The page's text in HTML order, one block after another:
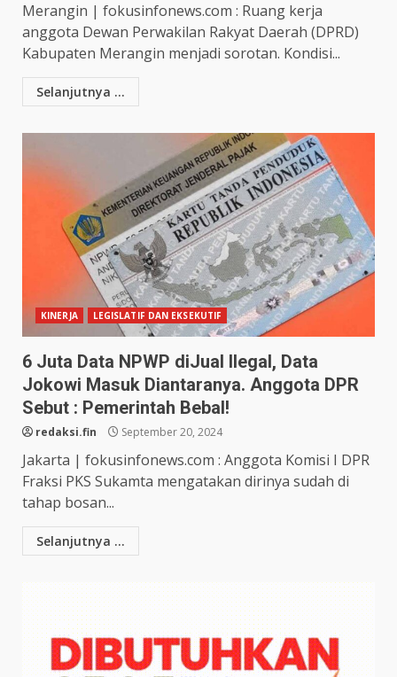
Merangin | fokusinfonews.com : Ruang kerja
anggota Dewan Perwakilan Rakyat Daerah (DPRD)
Kabupaten Merangin menjadi sorotan. Kondisi...
Selanjutnya ...
KINERJA LEGISLATIF DAN EKSEKUTIF
6 Juta Data NPWP diJual Ilegal, Data
Jokowi Masuk Diantaranya. Anggota DPR
Sebut : Pemerintah Bebal!
redaksi.fin September 20, 2024
Jakarta | fokusinfonews.com : Anggota Komisi I DPR
Fraksi PKS Sukamta mengatakan dirinya sudah di
tahap bosan...
Selanjutnya ...